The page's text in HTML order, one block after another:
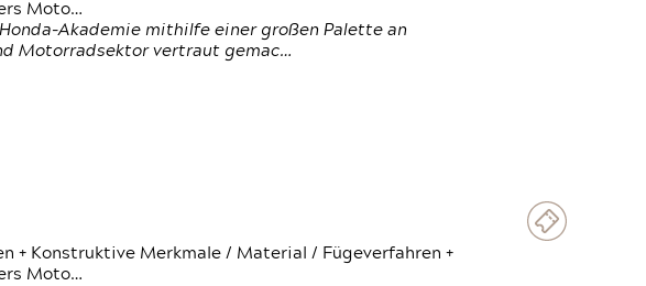
Moto…
Akademie mithilfe einer großen Palette an
Motorradsektor vertraut gemac…
+ Konstruktive Merkmale / Material / Fügeverfahren +
Moto…